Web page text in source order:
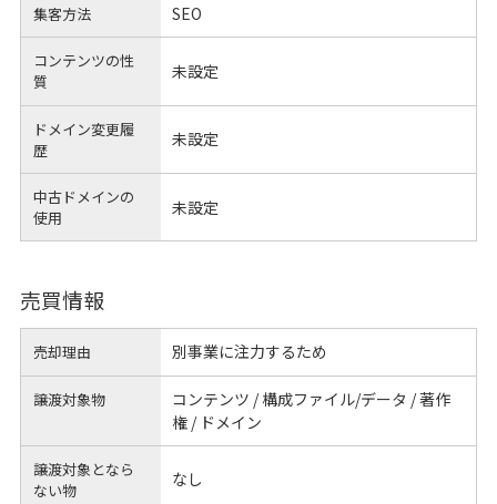
集客方法 SEO
コンテンツの性
質
未設定
ドメイン変更履
歴
未設定
中古ドメインの
使用
未設定
売買情報
売却理由 別事業に注力するため
譲渡対象物
コンテンツ / 構成ファイル/データ / 著作
権 / ドメイン
譲渡対象となら
ない物
なし